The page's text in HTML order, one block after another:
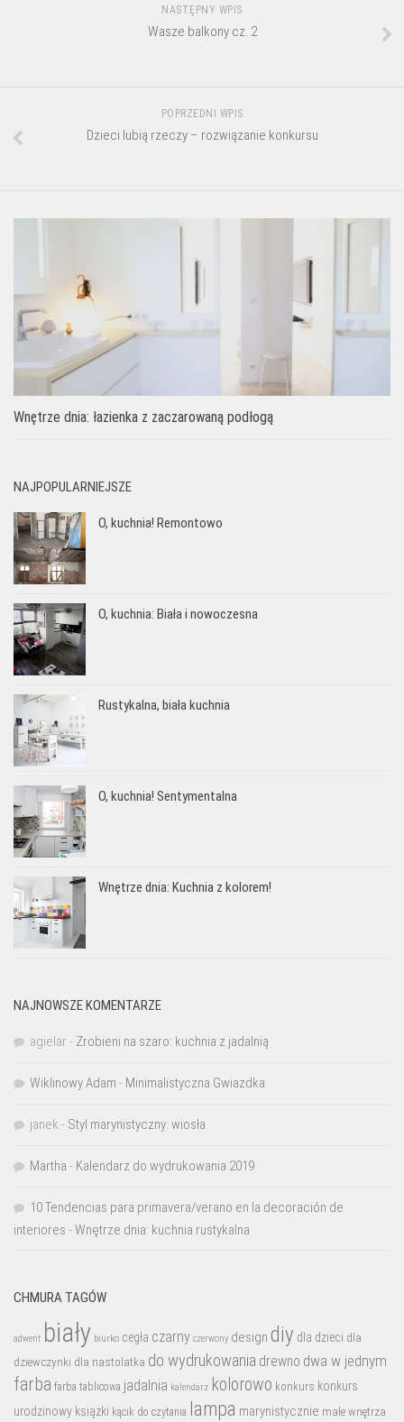
NASTĘPNY WPIS
Wasze balkony cz. 2
POPRZEDNI WPIS
Dzieci lubią rzeczy – rozwiązanie konkursu
Wnętrze dnia: łazienka z zaczarowaną podłogą
NAJPOPULARNIEJSZE
O, kuchnia! Remontowo
O, kuchnia: Biała i nowoczesna
Rustykalna, biała kuchnia
O, kuchnia! Sentymentalna
Wnętrze dnia: Kuchnia z kolorem!
NAJNOWSZE KOMENTARZE
agielar - Zrobieni na szaro: kuchnia z jadalnią
Wiklinowy Adam - Minimalistyczna Gwiazdka
janek - Styl marynistyczny: wiosła
Martha - Kalendarz do wydrukowania 2019
10 Tendencias para primavera/verano en la decoración de
interiores -Wnętrze dnia: kuchnia rustykalna
CHMURA TAGÓW
adwent biały biurko cegła czarny czerwony design diy dla dzieci dla
dziewczynki dla nastolatka do wydrukowania drewno dwa w jednym
farba farba tablicowa jadalnia kalendarz kolorowo konkurs konkurs
urodzinowy książki kącik do czytania lampa marynistycznie małe wnętrza